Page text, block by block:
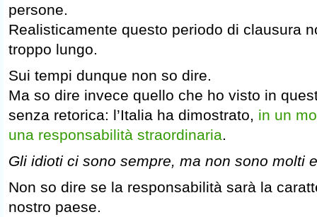
persone.
Realisticamente questo periodo di clausura
troppo lungo.
Sui tempi dunque non so dire.
Ma so dire invece quello che ho visto in
senza retorica: l’Italia ha dimostrato, in un
una responsabilità straordinaria.
Gli idioti ci sono sempre, ma non sono molti
Non so dire se la responsabilità sarà la
nostro paese.